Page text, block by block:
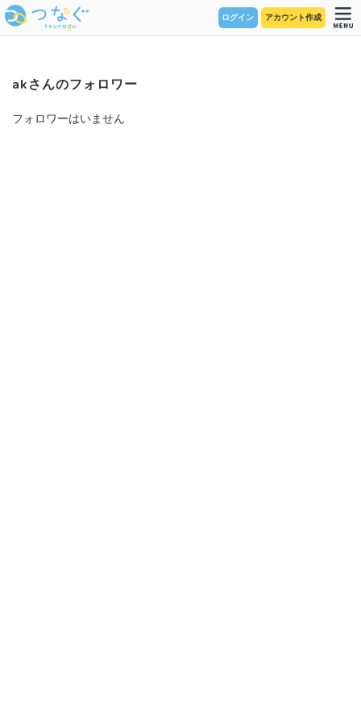
ログイン アカウント作成
akさんのフォロワー
フォロワーはいません